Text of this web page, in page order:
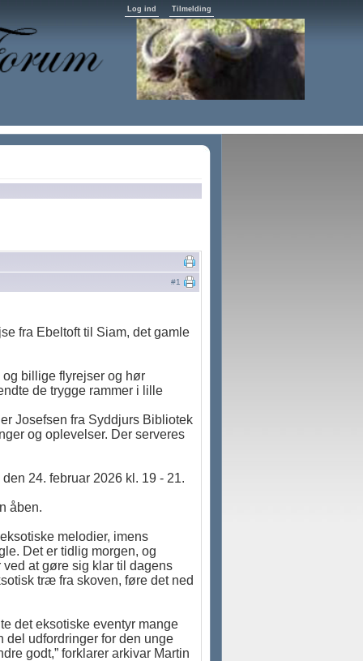
Log ind Tilmelding
#1
fra Ebeltoft til Siam, det gamle
billige flyrejser og hør
de trygge rammer i lille
Josefsen fra Syddjurs Bibliotek
og oplevelser. Der serveres
24. februar 2026 kl. 19 - 21.
åben.
melodier, imens
Det er tidlig morgen, og
at gøre sig klar til dagens
træ fra skoven, føre det ned
det eksotiske eventyr mange
del udfordringer for den unge
godt,” forklarer arkivar Martin